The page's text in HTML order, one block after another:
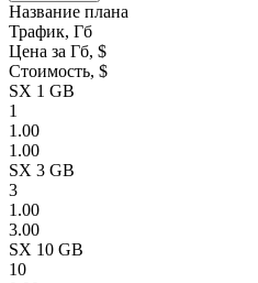
Название плана
Трафик, Гб
Цена за Гб, $
Стоимость, $
SX 1 GB
1
1.00
1.00
SX 3 GB
3
1.00
3.00
SX 10 GB
10